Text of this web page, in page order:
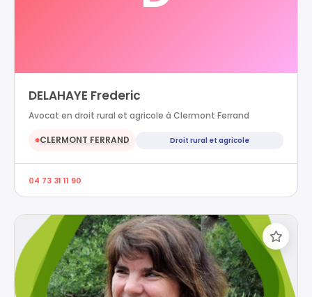
DELAHAYE Frederic
Avocat en droit rural et agricole à Clermont Ferrand
●CLERMONT FERRAND Droit rural et agricole
04 73 31 11 90